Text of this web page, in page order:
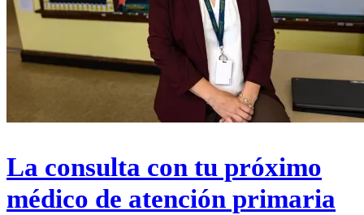
La consulta con tu próximo
médico de atención primaria